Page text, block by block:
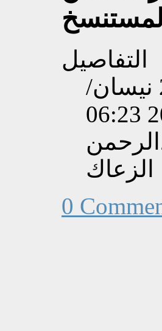
التفاصيل
تم إنشاءه بتاريخ الإثنين, 27 نيسان/
الزعاك
0